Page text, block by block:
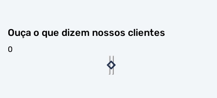
Ouça o que dizem nossos clientes
0